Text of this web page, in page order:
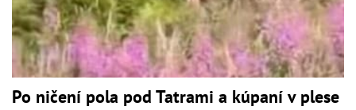
Po ničení pola pod Tatrami a kúpaní v plese